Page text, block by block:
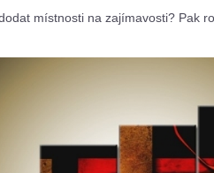
místnosti na zajímavosti? Pak